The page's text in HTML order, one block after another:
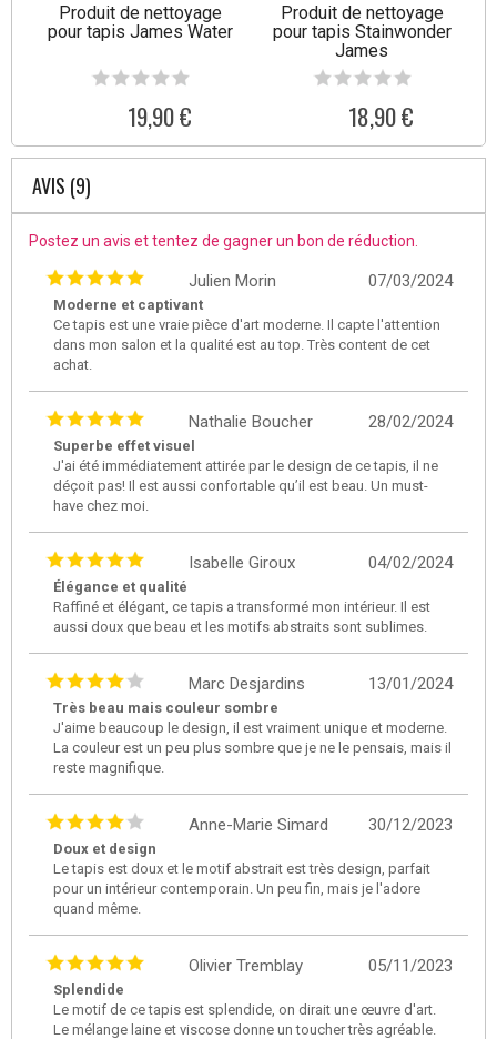
Produit de nettoyage
pour tapis James Water
19,90 €
Produit de nettoyage
pour tapis Stainwonder
James
18,90 €
AVIS (9)
Postez un avis et tentez de gagner un bon de réduction.
07/03/2024
Julien Morin
Moderne et captivant
Ce tapis est une vraie pièce d'art moderne. Il capte l'attention
dans mon salon et la qualité est au top. Très content de cet
achat.
28/02/2024
Nathalie Boucher
Superbe effet visuel
J'ai été immédiatement attirée par le design de ce tapis, il ne
déçoit pas! Il est aussi confortable qu’il est beau. Un must-
have chez moi.
04/02/2024
Isabelle Giroux
Élégance et qualité
Raffiné et élégant, ce tapis a transformé mon intérieur. Il est
aussi doux que beau et les motifs abstraits sont sublimes.
13/01/2024
Marc Desjardins
Très beau mais couleur sombre
J'aime beaucoup le design, il est vraiment unique et moderne.
La couleur est un peu plus sombre que je ne le pensais, mais il
reste magnifique.
30/12/2023
Anne-Marie Simard
Doux et design
Le tapis est doux et le motif abstrait est très design, parfait
pour un intérieur contemporain. Un peu fin, mais je l'adore
quand même.
05/11/2023
Olivier Tremblay
Splendide
Le motif de ce tapis est splendide, on dirait une œuvre d'art.
Le mélange laine et viscose donne un toucher très agréable.